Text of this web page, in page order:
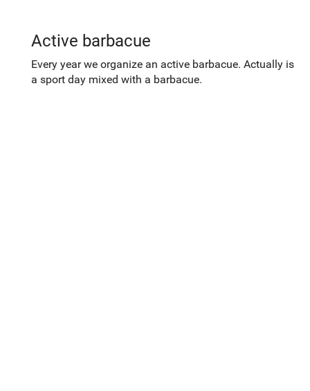
Active barbacue
Every year we organize an active barbacue. Actually is
a sport day mixed with a barbacue.